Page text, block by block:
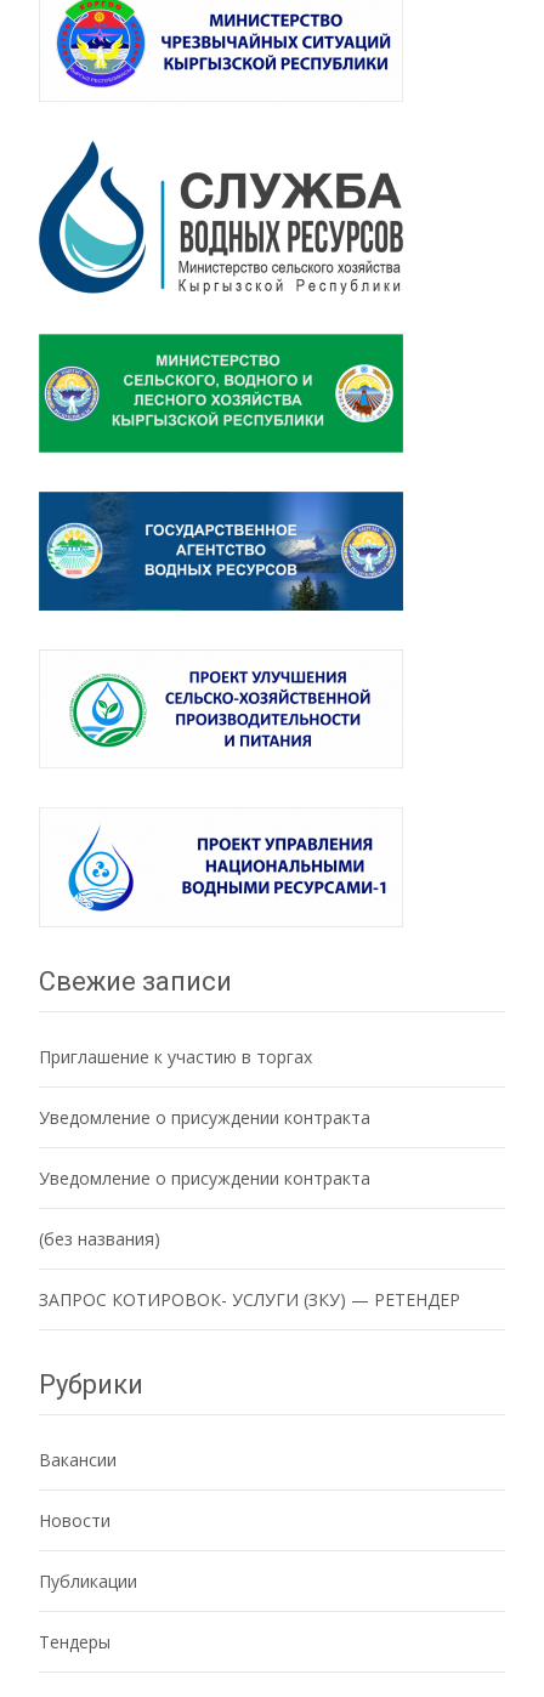
Свежие записи
Приглашение к участию в торгах
Уведомление о присуждении контракта
Уведомление о присуждении контракта
(без названия)
ЗАПРОС КОТИРОВОК- УСЛУГИ (ЗКУ) — РЕТЕНДЕР
Рубрики
Вакансии
Новости
Публикации
Тендеры